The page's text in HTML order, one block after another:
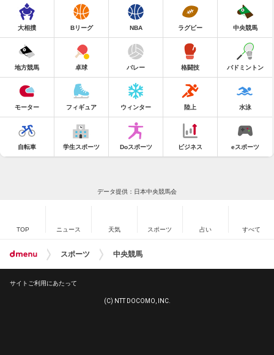
大相撲 Bリーグ NBA ラグビー 中央競馬
地方競馬 卓球 バレー 格闘技 バドミントン
モーター フィギュア ウィンター 陸上 水泳
自転車 学生スポーツ Doスポーツ ビジネス eスポーツ
データ提供：日本中央競馬会
TOP ニュース 天気 スポーツ 占い すべて
スポーツ 中央競馬
サイトご利用にあたって
(C) NTT DOCOMO, INC.